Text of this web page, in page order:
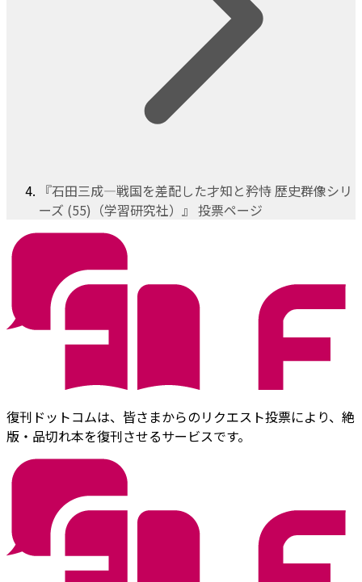
『石田三成―戦国を差配した才知と矜恃 歴史群像シリ
ーズ (55)（学習研究社）』 投票ページ
復刊ドットコムは、皆さまからのリクエスト投票により、絶
版・品切れ本を復刊させるサービスです。